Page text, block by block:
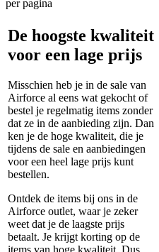
per pagina
De hoogste kwaliteit
voor een lage prijs
Misschien heb je in de sale van
Airforce al eens wat gekocht of
bestel je regelmatig items zonder
dat ze in de aanbieding zijn. Dan
ken je de hoge kwaliteit, die je
tijdens de sale en aanbiedingen
voor een heel lage prijs kunt
bestellen.
Ontdek de items bij ons in de
Airforce outlet, waar je zeker
weet dat je de laagste prijs
betaalt. Je krijgt korting op de
items van hoge kwaliteit. Dus